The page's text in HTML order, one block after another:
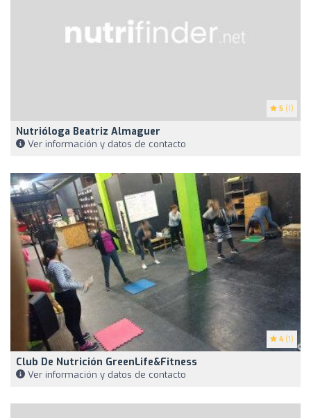
5 (1)
Nutrióloga Beatriz Almaguer
Ver información y datos de contacto
4 (1)
Club De Nutrición GreenLife&Fitness
Ver información y datos de contacto